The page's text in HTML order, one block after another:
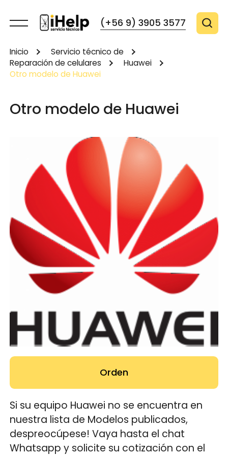
(+56 9) 3905 3577
Inicio
Servicio técnico de
Reparación de celulares
Huawei
Otro modelo de Huawei
Otro modelo de Huawei
Orden
Si su equipo Huawei no se encuentra en
nuestra lista de Modelos publicados,
despreocúpese! Vaya hasta el chat
Whatsapp y solicite su cotización con el